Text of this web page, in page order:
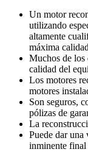
Un motor
utilizando
altamente
máxima
Muchos de los
calidad del
Los motores
motores
Son seguros,
pólizas de
La
Puede dar
inminente final